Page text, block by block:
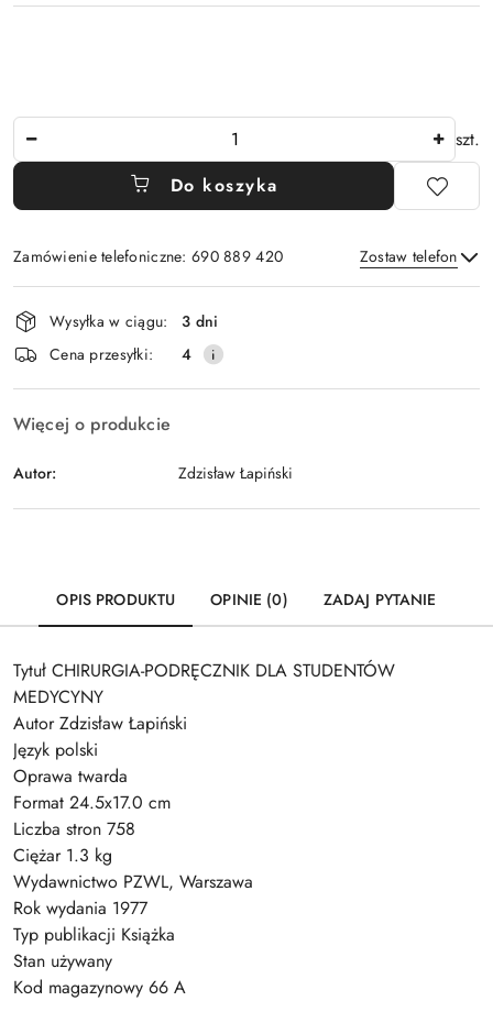
szt.
Do koszyka
Zamówienie telefoniczne: 690 889 420 Zostaw telefon
Wyślij
Dostępność
i
dostawa
Wysyłka w ciągu:
3 dni
Cena przesyłki:
4
Więcej o produkcie
Autor: Zdzisław Łapiński
OPIS PRODUKTU OPINIE (0) ZADAJ PYTANIE
Tytuł CHIRURGIA-PODRĘCZNIK DLA STUDENTÓW
MEDYCYNY
Autor Zdzisław Łapiński
Język polski
Oprawa twarda
Format 24.5x17.0 cm
Liczba stron 758
Ciężar 1.3 kg
Wydawnictwo PZWL, Warszawa
Rok wydania 1977
Typ publikacji Książka
Stan używany
Kod magazynowy 66 A